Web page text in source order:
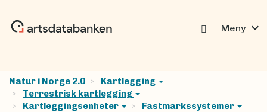
Meny expand_more
Natur i Norge 2.0
Kartlegging
Terrestrisk kartlegging
Kartleggingsenheter
Fastmarkssystemer